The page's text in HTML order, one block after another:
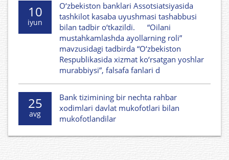
10
iyun
O‘zbekiston banklari Assotsiatsiyasida
tashkilot kasaba uyushmasi tashabbusi
bilan tadbir o‘tkazildi. “Oilani
mustahkamlashda ayollarning roli”
mavzusidagi tadbirda “O‘zbekiston
Respublikasida xizmat ko‘rsatgan yoshlar
murabbiysi”, falsafa fanlari d
25
avg
Bank tizimining bir nechta rahbar
xodimlari davlat mukofotlari bilan
mukofotlandilar